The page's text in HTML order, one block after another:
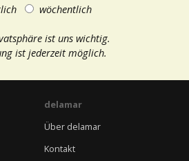
wöchentlich
ist uns wichtig.
ist jederzeit möglich.
delamar
Über delamar
Kontakt